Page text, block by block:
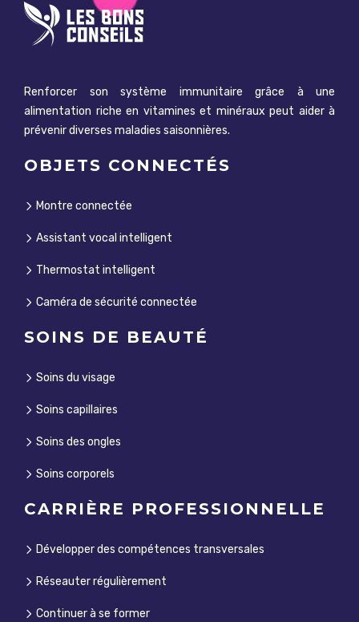
Renforcer son système immunitaire grâce à une
alimentation riche en vitamines et minéraux peut aider à
prévenir diverses maladies saisonnières.
OBJETS CONNECTÉS
Montre connectée
Assistant vocal intelligent
Thermostat intelligent
Caméra de sécurité connectée
SOINS DE BEAUTÉ
Soins du visage
Soins capillaires
Soins des ongles
Soins corporels
CARRIÈRE PROFESSIONNELLE
Développer des compétences transversales
Réseauter régulièrement
Continuer à se former